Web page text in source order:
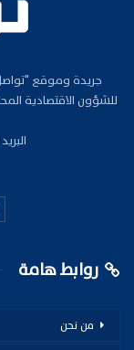
للشؤون الاقتصادية
روابط هامة
من نحن